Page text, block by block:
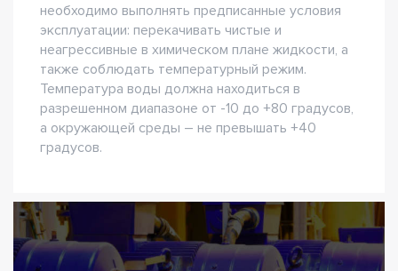
необходимо выполнять предписанные условия
эксплуатации: перекачивать чистые и
неагрессивные в химическом плане жидкости, а
также соблюдать температурный режим.
Температура воды должна находиться в
разрешенном диапазоне от -10 до +80 градусов,
а окружающей среды – не превышать +40
градусов.